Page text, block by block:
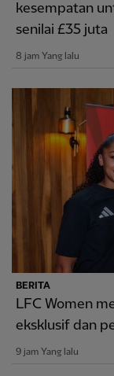
kesempatan
senilai £35 juta
8 jam Yang lalu
BERITA
LFC Women
eksklusif dan
9 jam Yang lalu